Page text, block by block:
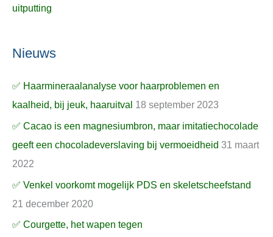
uitputting
Nieuws
✅ Haarmineraalanalyse voor haarproblemen en
kaalheid, bij jeuk, haaruitval 18 september 2023
✅ Cacao is een magnesiumbron, maar imitatiechocolade
geeft een chocoladeverslaving bij vermoeidheid 31 maart
2022
✅ Venkel voorkomt mogelijk PDS en skeletscheefstand
21 december 2020
✅ Courgette, het wapen tegen